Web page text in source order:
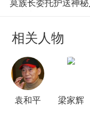
莫族长委托护送神
因为知世郎告诉了
相关人物
袁和平 梁家辉